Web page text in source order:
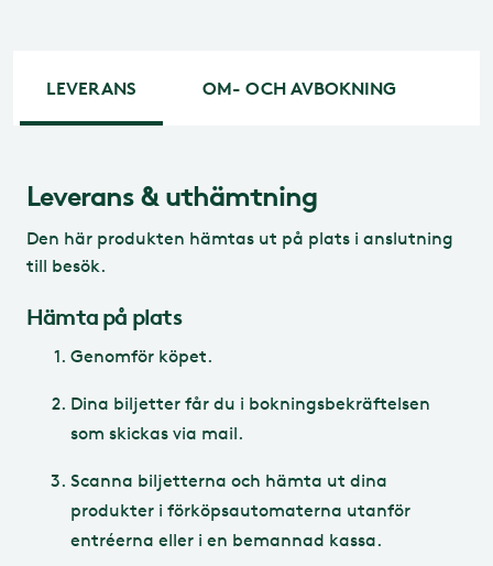
LEVERANS OM- OCH AVBOKNING
Leverans & uthämtning
Den här produkten hämtas ut på plats i anslutning
till besök.
Hämta på plats
Genomför köpet.
Dina biljetter får du i bokningsbekräftelsen
som skickas via mail.
Scanna biljetterna och hämta ut dina
produkter i förköpsautomaterna utanför
entréerna eller i en bemannad kassa.
Ombokning
Går det att omboka sitt
går det att omboka ditt besök
kostnadsfritt. Du kan själv omboka dina
fram till kl 18 dagen före besöket, därefter
måste du kontakta vår bokning &
kundservice för ombokning.
Avbokning
Vad gäller för den som vill avboka sitt
Fram till kl 18 dagen före ditt parkbesök